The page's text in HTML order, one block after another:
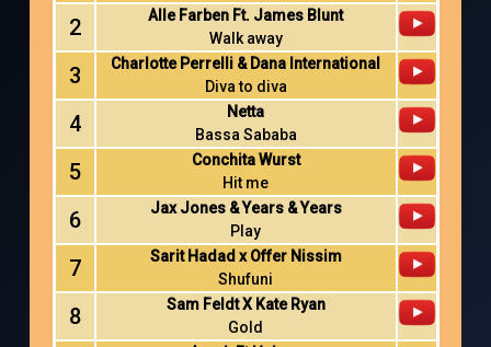
2
Alle Farben Ft. James Blunt
Walk away
3
Charlotte Perrelli & Dana International
Diva to diva
4
Netta
Bassa Sababa
5
Conchita Wurst
Hit me
6
Jax Jones & Years & Years
Play
7
Sarit Hadad x Offer Nissim
Shufuni
8
Sam Feldt X Kate Ryan
Gold